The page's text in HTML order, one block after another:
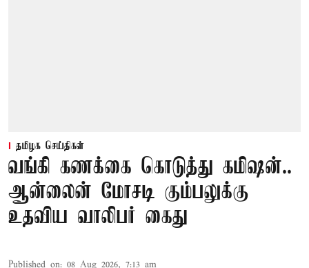
தமிழக செய்திகள்
வங்கி கணக்கை கொடுத்து கமிஷன்..
ஆன்லைன் மோசடி கும்பலுக்கு
உதவிய வாலிபர் கைது
Published on: 08 Aug 2026, 7:13 am